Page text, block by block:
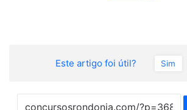
Este artigo foi útil? Sim